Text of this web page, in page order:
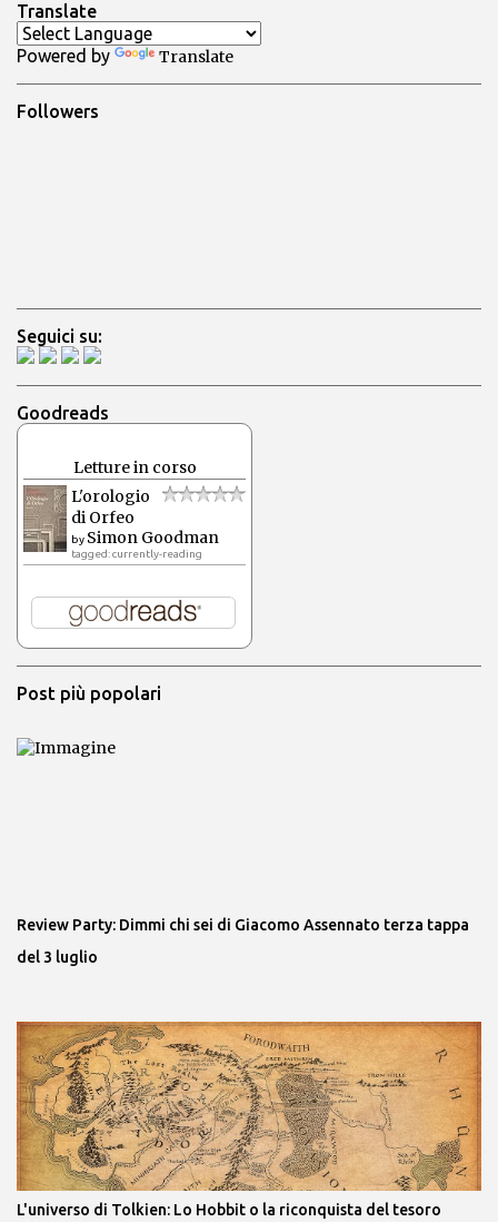
t
i
Translate
Powered by Translate
Followers
Seguici su:
Goodreads
Letture in corso
L'orologio
di Orfeo
by Simon Goodman
tagged: currently-reading
Post più popolari
Review Party: Dimmi chi sei di Giacomo Assennato terza tappa
del 3 luglio
L'universo di Tolkien: Lo Hobbit o la riconquista del tesoro